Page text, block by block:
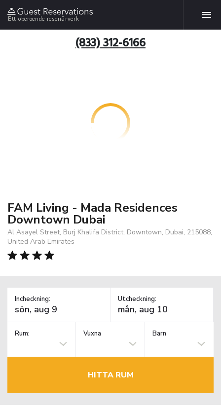
Ett oberoende resenärverk
(833) 312-6166
FAM Living - Mada Residences
Downtown Dubai
Al Asayel Street, Burj Khalifa District, Downtown, Dubai, 215088,
United Arab Emirates
Incheckning: Utcheckning:
Rum: Vuxna Barn
HITTA RUM